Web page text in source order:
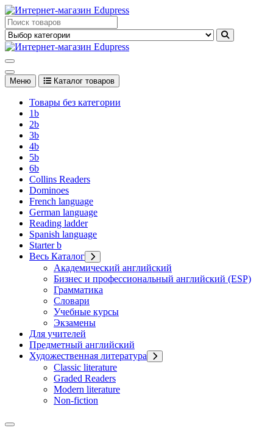
Перейти
к
содержимому
Edupress Uzbekistan, Edupress Узбекистан, книги, учебники на
английском языке
английском языке
Меню Каталог товаров
Товары без категории
1b
2b
3b
4b
5b
6b
Collins Readers
Dominoes
French language
German language
Reading ladder
Spanish language
Starter b
Весь Каталог
Академический английский
Бизнес и профессиональный английский (ESP)
Грамматика
Словари
Учебные курсы
Экзамены
Для учителей
Предметный английский
Художественная литература
Classic literature
Graded Readers
Modern literature
Non-fiction